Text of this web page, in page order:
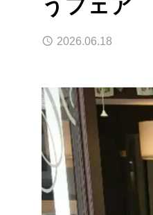
やを角
うフェア
2026.06.18